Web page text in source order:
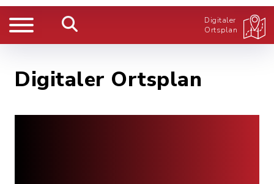
Digitaler
Ortsplan
Digitaler Ortsplan